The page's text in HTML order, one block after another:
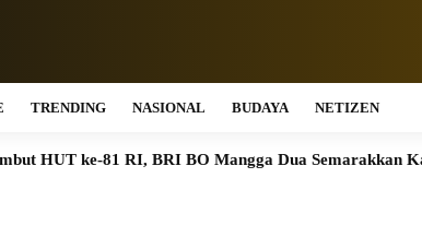
TRENDING NASIONAL BUDAYA NETIZEN
81 RI, BRI BO Mangga Dua Semarakkan Kantor